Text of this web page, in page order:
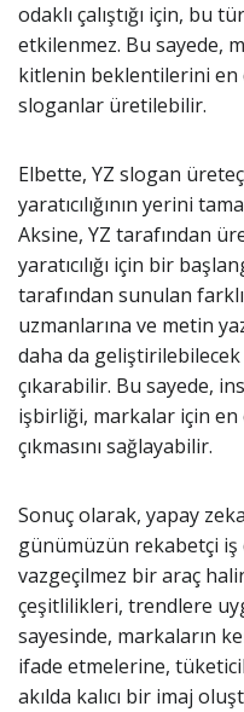
odaklı çalıştığı için, bu
etkilenmez. Bu sayede,
kitlenin beklentilerini en
sloganlar üretilebilir.
Elbette, YZ slogan
yaratıcılığının yerini
Aksine, YZ tarafından
yaratıcılığı için bir
tarafından sunulan
uzmanlarına ve metin
daha da
çıkarabilir. Bu sayede,
işbirliği, markalar için
çıkmasını sağlayabilir.
Sonuç olarak, yapay
günümüzün rekabetçi iş
vazgeçilmez bir araç
çeşitlilikleri, trendlere
sayesinde, markaların
ifade etmelerine,
akılda kalıcı bir imaj